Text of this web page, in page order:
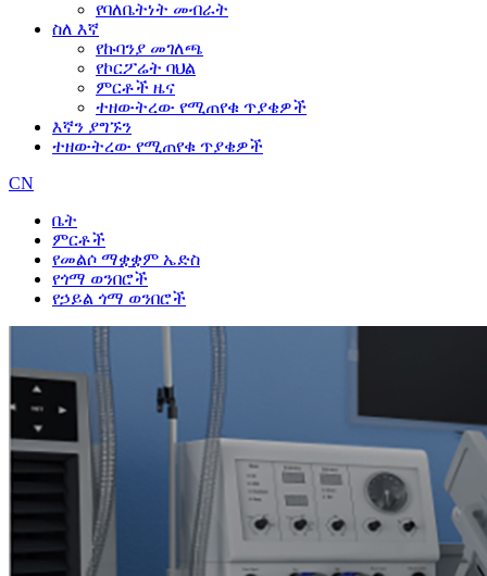
የባለቤትነት መብራት
ስለ እኛ
የኩባንያ መገለጫ
የኮርፖሬት ባህል
ምርቶች ዜና
ተዘውትረው የሚጠየቁ ጥያቄዎች
እኛን ያግኙን
ተዘውትረው የሚጠየቁ ጥያቄዎች
CN
ቤት
ምርቶች
የመልሶ ማቋቋም ኤድስ
የጎማ ወንበሮች
የኃይል ጎማ ወንበሮች